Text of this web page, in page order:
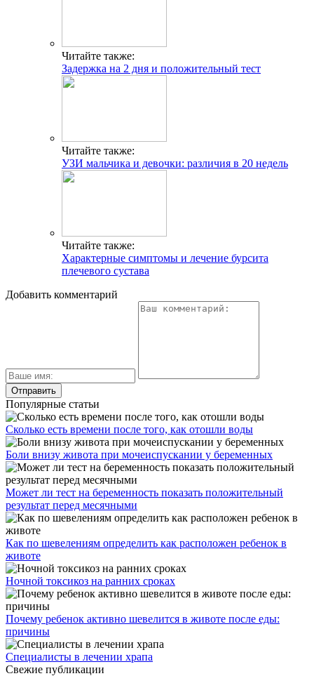
Читайте также:
Задержка на 2 дня и положительный тест
Читайте также:
УЗИ мальчика и девочки: различия в 20 недель
Читайте также:
Характерные симптомы и лечение бурсита
плечевого сустава
Добавить комментарий
Популярные статьи
Сколько есть времени после того, как отошли воды
Боли внизу живота при мочеиспускании у беременных
Может ли тест на беременность показать положительный
результат перед месячными
Как по шевелениям определить как расположен ребенок в
животе
Ночной токсикоз на ранних сроках
Почему ребенок активно шевелится в животе после еды:
причины
Специалисты в лечении храпа
Свежие публикации